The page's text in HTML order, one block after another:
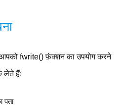
आपको fwrite() फ़ंक्शन का उपयोग करने
लेते हैं:
पता